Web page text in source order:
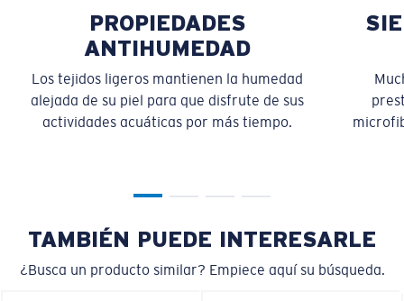
PROPIEDADES
ANTIHUMEDAD
Los tejidos ligeros mantienen la humedad
alejada de su piel para que disfrute de sus
actividades acuáticas por más tiempo.
TAMBIÉN PUEDE INTERESARLE
¿Busca un producto similar? Empiece aquí su búsqueda.